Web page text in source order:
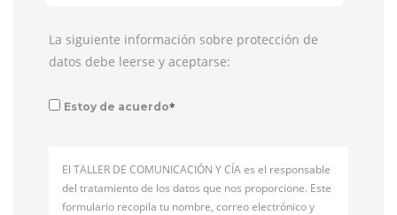
La siguiente información sobre protección de
datos debe leerse y aceptarse:
Estoy de acuerdo*
El TALLER DE COMUNICACIÓN Y CÍA es el responsable
del tratamiento de los datos que nos proporcione. Este
formulario recopila tu nombre, correo electrónico y